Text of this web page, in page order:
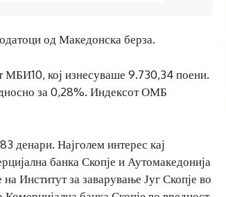
од Македонска берза.
МБИ10, кој изнесуваше 9.730,34 поени.
за 0,28%. Индексот ОМБ
денари. Најголем интерес кај
банка Скопје и Аутомакедонија
Институт за заварување Југ Скопје во